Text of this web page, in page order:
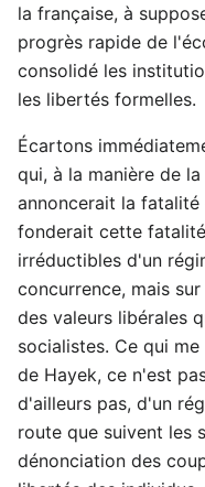
la française, à
progrès rapide de
consolidé les
les libertés formelles.
Écartons
qui, à la manière de
annoncerait la
fonderait cette
irréductibles d'un
concurrence, mais
des valeurs libérales
socialistes. Ce qui
de Hayek, ce n'est
d'ailleurs pas, d'un
route que suivent les
dénonciation des